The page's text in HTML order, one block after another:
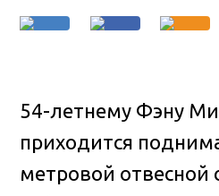
54-летнему Фэну
приходится
метровой отвесной